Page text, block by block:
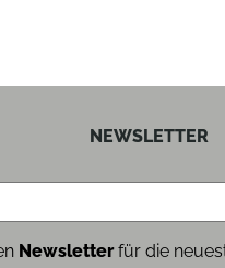
NEWSLETTER
Newsletterfür die